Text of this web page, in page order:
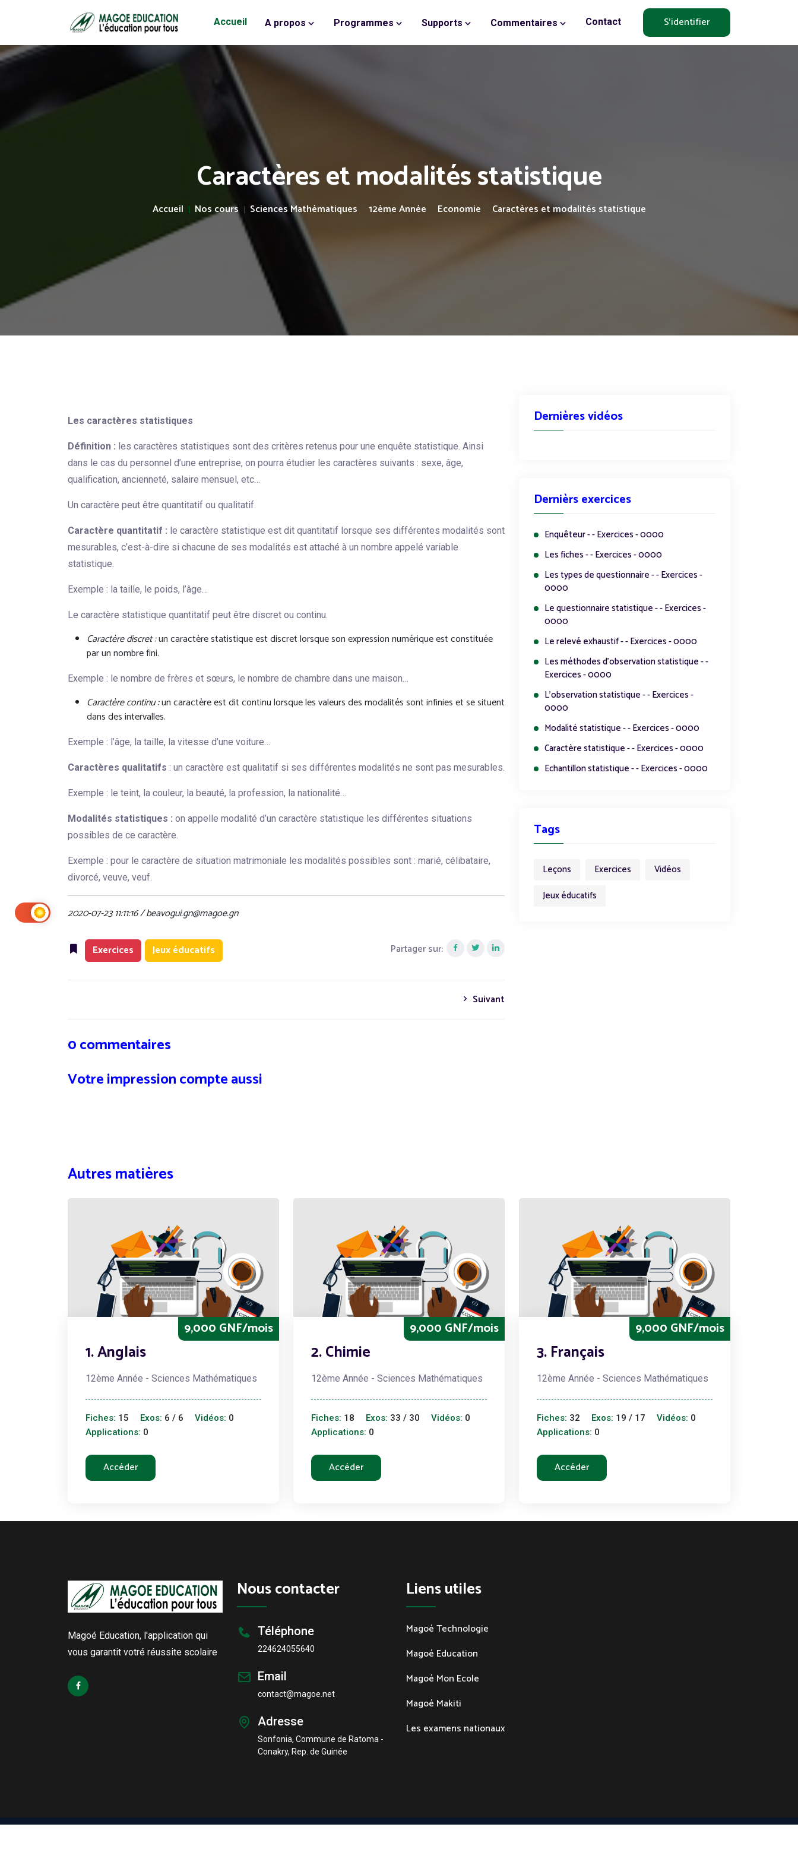
Accueil A propos Programmes Supports Commentaires Contact S'identifier
Caractères et modalités statistique
Accueil Nos cours Sciences Mathématiques 12ème Année Economie Caractères et modalités statistique
Les caractères statistiques
Définition : les caractères statistiques sont des critères retenus pour une enquête statistique. Ainsi
dans le cas du personnel d’une entreprise, on pourra étudier les caractères suivants : sexe, âge,
qualification, ancienneté, salaire mensuel, etc…
Un caractère peut être quantitatif ou qualitatif.
Caractère quantitatif : le caractère statistique est dit quantitatif lorsque ses différentes modalités sont
mesurables, c’est-à-dire si chacune de ses modalités est attaché à un nombre appelé variable
statistique.
Exemple : la taille, le poids, l’âge…
Le caractère statistique quantitatif peut être discret ou continu.
Caractère discret :un caractère statistique est discret lorsque son expression numérique est constituée
par un nombre fini.
Exemple : le nombre de frères et sœurs, le nombre de chambre dans une maison…
Caractère continu :un caractère est dit continu lorsque les valeurs des modalités sont infinies et se situent
dans des intervalles.
Exemple : l’âge, la taille, la vitesse d’une voiture…
Caractères qualitatifs : un caractère est qualitatif si ses différentes modalités ne sont pas mesurables.
Exemple : le teint, la couleur, la beauté, la profession, la nationalité…
Modalités statistiques : on appelle modalité d’un caractère statistique les différentes situations
possibles de ce caractère.
Exemple : pour le caractère de situation matrimoniale les modalités possibles sont : marié, célibataire,
divorcé, veuve, veuf.
2020-07-23 11:11:16 / beavogui.gn@magoe.gn
Exercices Jeux éducatifs Partager sur:
Suivant
0 commentaires
Votre impression compte aussi
Dernières vidéos
Dernièrs exercices
Enquêteur - - Exercices - 0000
Les fiches - - Exercices - 0000
Les types de questionnaire - - Exercices -
0000
Le questionnaire statistique - - Exercices -
0000
Le relevé exhaustif - - Exercices - 0000
Les méthodes d'observation statistique - -
Exercices - 0000
L'observation statistique - - Exercices -
0000
Modalité statistique - - Exercices - 0000
Caractère statistique - - Exercices - 0000
Echantillon statistique - - Exercices - 0000
Tags
Leçons Exercices
Vidéos
Jeux éducatifs
Autres matières
9,000 GNF/mois
1. Anglais
12ème Année - Sciences Mathématiques
Fiches: 15 Exos: 6 / 6 Vidéos: 0
Applications: 0
Accéder
9,000 GNF/mois
2. Chimie
12ème Année - Sciences Mathématiques
Fiches: 18 Exos: 33 / 30 Vidéos: 0
Applications: 0
Accéder
9,000 GNF/mois
3. Français
12ème Année - Sciences Mathématiques
Fiches: 32 Exos: 19 / 17 Vidéos: 0
Applications: 0
Accéder
Magoé Education, l'application qui
vous garantit votré réussite scolaire
Nous contacter
Téléphone
224624055640
Email
contact@magoe.net
Adresse
Sonfonia, Commune de Ratoma -
Conakry, Rep. de Guinée
Liens utiles
Magoé Technologie
Magoé Education
Magoé Mon Ecole
Magoé Makiti
Les examens nationaux